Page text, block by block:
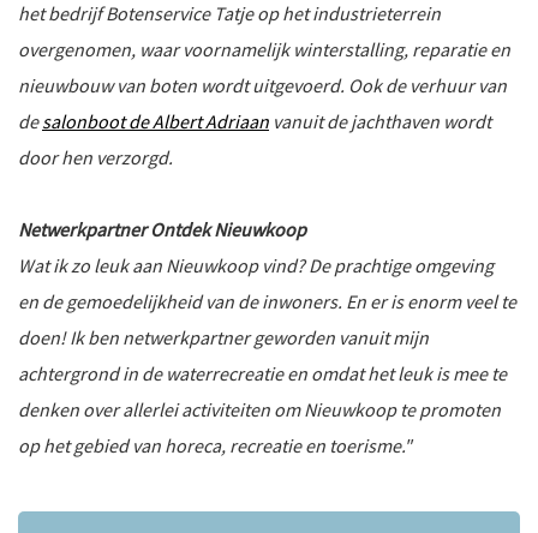
het bedrijf Botenservice Tatje op het industrieterrein
overgenomen, waar voornamelijk winterstalling, reparatie en
nieuwbouw van boten wordt uitgevoerd. Ook de verhuur van
desalonboot de Albert Adriaan vanuit de jachthaven wordt
door hen verzorgd.
Netwerkpartner Ontdek Nieuwkoop
Wat ik zo leuk aan Nieuwkoop vind? De prachtige omgeving
en de gemoedelijkheid van de inwoners. En er is enorm veel te
doen! Ik ben netwerkpartner geworden vanuit mijn
achtergrond in de waterrecreatie en omdat het leuk is mee te
denken over allerlei activiteiten om Nieuwkoop te promoten
op het gebied van horeca, recreatie en toerisme."